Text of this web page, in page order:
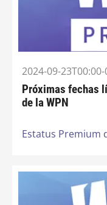
2024-09-
Próximas fechas
de la WPN
Estatus Premium